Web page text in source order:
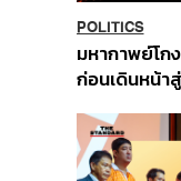
POLITICS
มหากาพย์โก
ก่อนเดินหน้า